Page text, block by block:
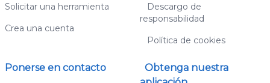
Solicitar una herramienta
Crea una cuenta
Descargo de
responsabilidad
Política de cookies
Ponerse en contacto
Obtenga nuestra